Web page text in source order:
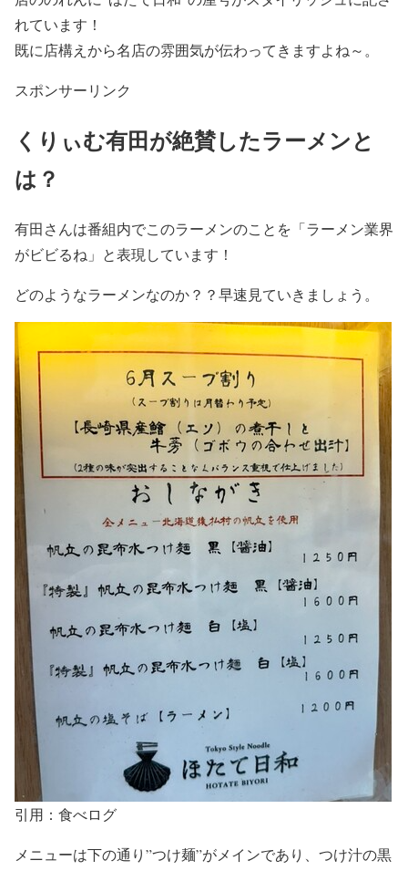
れています！
既に店構えから名店の雰囲気が伝わってきますよね～。
スポンサーリンク
くりぃむ有田が絶賛したラーメンと
は？
有田さんは番組内でこのラーメンのことを 「ラーメン業界
がビビるね」 と表現しています！
どのようなラーメンなのか？？早速見ていきましょう。
引用：食べログ
メニューは下の通り”つけ麺”がメインであり、つけ汁の黒